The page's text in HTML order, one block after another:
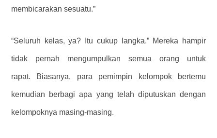
membicarakan sesuatu.”
“Seluruh kelas, ya? Itu cukup langka.” Mereka hampir
tidak pernah mengumpulkan semua orang untuk
rapat. Biasanya, para pemimpin kelompok bertemu
kemudian berbagi apa yang telah diputuskan dengan
kelompoknya masing-masing.